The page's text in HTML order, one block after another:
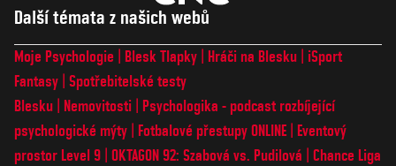
Další témata z našich webů
Moje Psychologie Blesk Tlapky Hráči na Blesku
iSport
Fantasy Spotřebitelské testy
Blesku
Nemovitosti
Psychologika - podcast rozbíjející
psychologické mýty
Fotbalové přestupy ONLINE
Eventový
prostor Level 9 OKTAGON 92: Szabová vs. Pudilová
Chance Liga